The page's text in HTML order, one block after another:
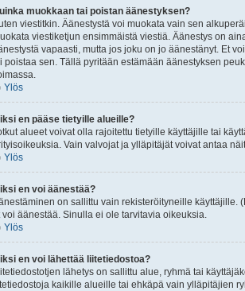
muokkaan tai poistan äänestyksen?
viestitkin. Äänestystä voi muokata vain sen
viestiketjun ensimmäistä viestiä. Äänestys on
vapaasti, mutta jos joku on jo äänestänyt. Et
poistaa sen. Tällä pyritään estämään äänestyksen
Ylös
en pääse tietyille alueille?
alueet voivat olla rajoitettu tietyille käyttäjille tai
Vain valvojat ja ylläpitäjät voivat antaa
Ylös
en voi äänestää?
on sallittu vain rekisteröityneille käyttäjille.
voi äänestää. Sinulla ei ole tarvitavia oikeuksia.
Ylös
en voi lähettää liitetiedostoa?
lähetys on sallittu alue, ryhmä tai
kaikille alueille tai ehkäpä vain ylläpitäjien